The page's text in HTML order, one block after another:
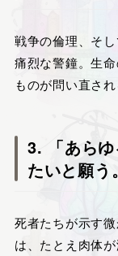
戦争の倫理、そ
痛烈な警鐘。生
ものが問い直され
3. 「あら
たいと願う
死者たちが示す
は、たとえ肉体